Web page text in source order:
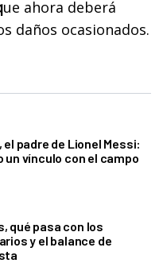
ue ahora deberá
daños ocasionados.
padre de Lionel Messi:
vínculo con el campo
qué pasa con los
y el balance de